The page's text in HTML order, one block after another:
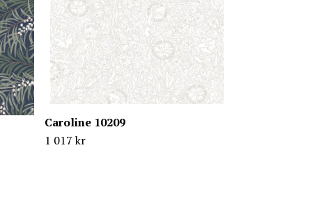
Caroline 10209
1 017 kr